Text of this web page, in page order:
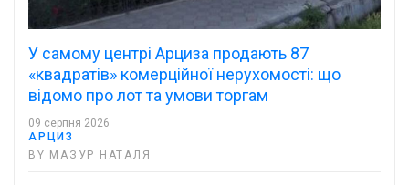
У самому центрі Арциза продають 87
«квадратів» комерційної нерухомості: що
відомо про лот та умови торгам
09 серпня 2026
АРЦИЗ
BY МАЗУР НАТАЛЯ